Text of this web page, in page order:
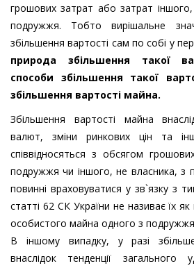
грошових затрат або затрат
подружжя. Тобто вирішальне
збільшення вартості сам по собі у
природа збільшення такої
способи збільшення такої
збільшення вартості майна.
Збільшення вартості майна
валют, зміни ринкових цін та
співвідносяться з обсягом
подружжя чи іншого, не власника, з
повинні враховуватися у зв`язку з
статті 62 СК України не називає їх
особистого майна одного з
В іншому випадку, у разі
внаслідок тенденції загального